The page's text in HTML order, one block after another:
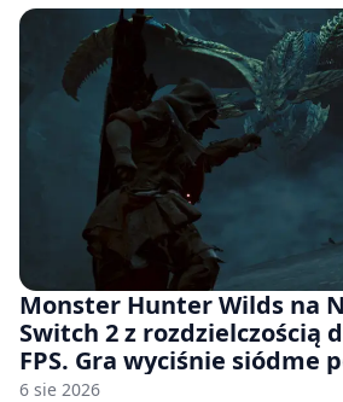
Monster Hunter Wilds na
Switch 2 z rozdzielczością
FPS. Gra wyciśnie siódme
6 sie 2026